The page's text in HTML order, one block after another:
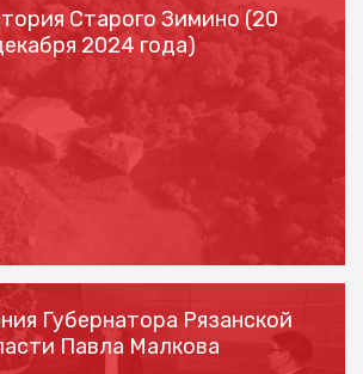
Старого Зимино (20
2024 года)
Губернатора Рязанской
Павла Малкова